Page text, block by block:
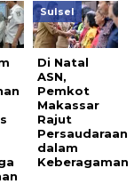
Sulsel
Di Natal
ASN,
Pemkot
Makassar
Rajut
Persaudaraan
dalam
Keberagaman